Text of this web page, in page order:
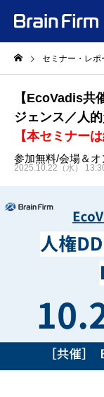
セミナー・レポ
【EcoVadis共
ジェンス／人
【本セミナー
参加無料/会場＆オ
2025.10.22（水）